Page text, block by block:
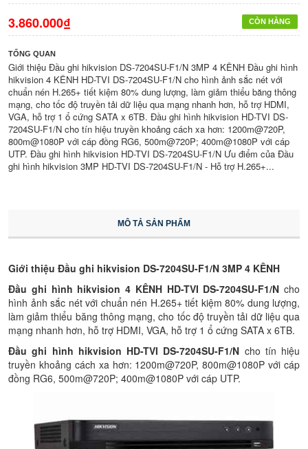
CÒN HÀNG
3.860.000₫
TỔNG QUAN
Giới thiệu Đầu ghi hikvision DS-7204SU-F1/N 3MP 4 KÊNH Đầu ghi hình
hikvision 4 KÊNH HD-TVI DS-7204SU-F1/N cho hình ảnh sắc nét với
chuẩn nén H.265+ tiết kiệm 80% dung lượng, làm giảm thiểu băng thông
mạng, cho tốc độ truyền tải dữ liệu qua mạng nhanh hơn, hỗ trợ HDMI,
VGA, hỗ trợ 1 ổ cứng SATA x 6TB. Đầu ghi hình hikvision HD-TVI DS-
7204SU-F1/N cho tín hiệu truyền khoảng cách xa hơn: 1200m@720P,
800m@1080P với cáp đồng RG6, 500m@720P; 400m@1080P với cáp
UTP. Đầu ghi hình hikvision HD-TVI DS-7204SU-F1/N Ưu điểm của Đầu
ghi hình hikvision 3MP HD-TVI DS-7204SU-F1/N - Hỗ trợ H.265+...
MÔ TẢ SẢN PHẨM
Giới thiệu Đầu ghi hikvision DS-7204SU-F1/N 3MP 4 KÊNH
Đầu ghi hình hikvision 4 KÊNH HD-TVI DS-7204SU-F1/N cho
hình ảnh sắc nét với chuẩn nén H.265+ tiết kiệm 80% dung lượng,
làm giảm thiểu băng thông mạng, cho tốc độ truyền tải dữ liệu qua
mạng nhanh hơn, hỗ trợ HDMI, VGA, hỗ trợ 1 ổ cứng SATA x 6TB.
Đầu ghi hình hikvision HD-TVI DS-7204SU-F1/N cho tín hiệu
truyền khoảng cách xa hơn: 1200m@720P, 800m@1080P với cáp
đồng RG6, 500m@720P; 400m@1080P với cáp UTP.